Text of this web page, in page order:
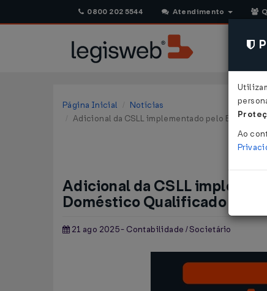
0800 202 5544 Atendimento
Página Inicial
Notícias
Adicional da CSLL implementado pelo Brasil é
Adicional da CSLL
Doméstico Qualificado
21 ago 2025 - Contabilidade / Societário
Ao